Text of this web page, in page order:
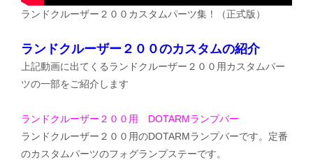
ランドクルーザー２００カスタムパーツ集！（正式版）
ランドクルーザー２００のカスタムの紹介
上記動画に出てくるランドクルーザー２００用カスタムパー
ツの一部をご紹介します
ランドクルーザー２００用 DOTARMランプバー
ランドクルーザー２００用のDOTARMランプバーです。定番
のカスタムパーツのフォグランプステーです。